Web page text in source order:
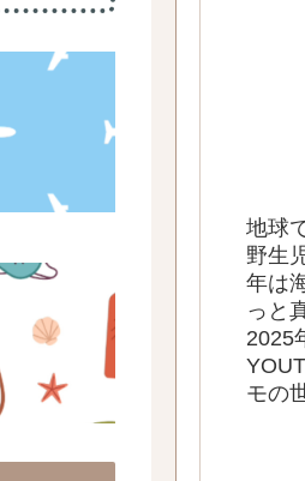
地球
野生
年は
っと
2025
モの